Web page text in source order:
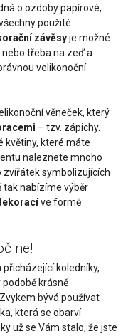
o ozdoby papírové,
použité
závěsyje možné
třeba na zeď a
velikonoční
věneček, který
– tzv. zápichy.
květiny, které máte
naleznete mnoho
zvířátek symbolizujících
tak nabízíme výběr
ve formě
ne!
koledníky,
krásně
. Zvykem bývá používat
která se obarví
už se Vám stalo, že jste